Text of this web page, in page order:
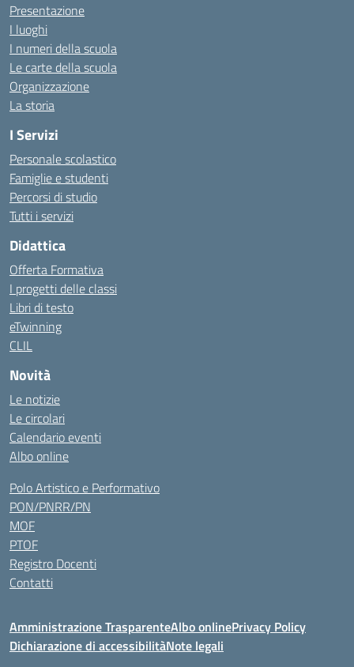
Presentazione
I luoghi
I numeri della scuola
Le carte della scuola
Organizzazione
La storia
I Servizi
Personale scolastico
Famiglie e studenti
Percorsi di studio
Tutti i servizi
Didattica
Offerta Formativa
I progetti delle classi
Libri di testo
eTwinning
CLIL
Novità
Le notizie
Le circolari
Calendario eventi
Albo online
Polo Artistico e Performativo
PON/PNRR/PN
MOF
PTOF
Registro Docenti
Contatti
Amministrazione TrasparenteAlbo onlinePrivacy Policy
Dichiarazione di accessibilitàNote legali